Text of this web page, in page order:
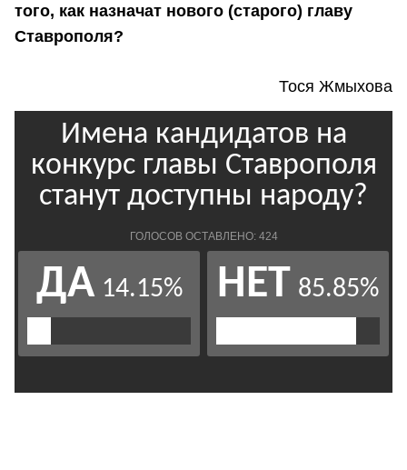
того, как назначат нового (старого) главу
Ставрополя?
Тося Жмыхова